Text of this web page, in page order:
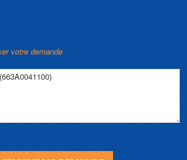
votre demande